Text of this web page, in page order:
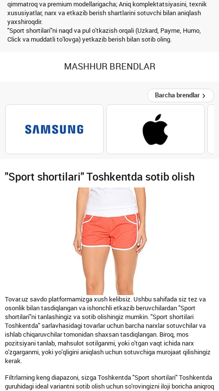
qimmatroq va premium modellarigacha; Aniq komplektatsiyasini, texnik
xususiyatlar, narx va etkazib berish shartlarini sotuvchi bilan aniqlash
yaxshiroqdir.
"Sport shortilari"ni naqd va pul o'tkazish orqali (Uzkard, Payme, Humo,
Click va muddatli to'lovga) yetkazib berish bilan sotib oling.
MASHHUR BRENDLAR
Barcha brendlar
"Sport shortilari" Toshkentda sotib olish
Tovar.uz savdo platformamizga xush kelibsiz. Ushbu sahifada siz tez va
osonlik bilan tasdiqlangan va ishonchli etkazib beruvchilardan "Sport
shortilari"ni tanlashingiz va sotib olishingiz mumkin. "Sport shortilari
Toshkentda" sarlavhasidagi tovarlar uchun barcha narxlar sotuvchilar va
ishlab chiqaruvchilar tomonidan shaxsan tasdiqlangan. Biroq, mos
pozitsiyani tanlab, mahsulot sotilganmi, yoki o'tgan vaqt ichida narx
o'zgarganmi, yoki yo'qligini aniqlash uchun sotuvchiga murojaat qilishingiz
kerak.
Filtrlarning keng diapazoni, sizga Toshkentda "Sport shortilari" Toshkentda
guruhidagi ideal variantni sotib olish uchun so'rovingizni iloji boricha aniqroq